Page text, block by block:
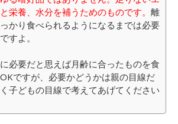
栄養、水分を補うためのものです。 離
かり食べられるようになるまでは必要
すよ。
必要だと思えば月齢に合ったものを食
ですが、必要かどうかは親の目線だ
子どもの目線で考えてあげてください